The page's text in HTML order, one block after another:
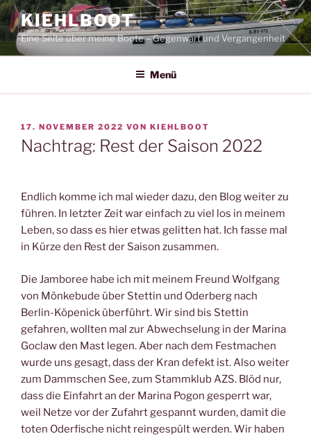
Zum
Inhalt
springen
KIEHLBOOT
Eine Seite über meine Boote – Gegenwart und Vergangenheit
Menü
VERÖFFENTLICHT
AM
17. NOVEMBER 2022 VON KIEHLBOOT
Nachtrag: Rest der Saison 2022
Endlich komme ich mal wieder dazu, den Blog weiter zu
führen. In letzter Zeit war einfach zu viel los in meinem
Leben, so dass es hier etwas gelitten hat. Ich fasse mal
in Kürze den Rest der Saison zusammen.
Die Jamboree habe ich mit meinem Freund Wolfgang
von Mönkebude über Stettin und Oderberg nach
Berlin-Köpenick überführt. Wir sind bis Stettin
gefahren, wollten mal zur Abwechselung in der Marina
Goclaw den Mast legen. Aber nach dem Festmachen
wurde uns gesagt, dass der Kran defekt ist. Also weiter
zum Dammschen See, zum Stammklub AZS. Blöd nur,
dass die Einfahrt an der Marina Pogon gesperrt war,
weil Netze vor der Zufahrt gespannt wurden, damit die
toten Oderfische nicht reingespült werden. Wir haben